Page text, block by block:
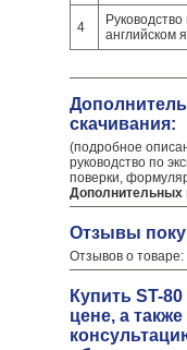
4
английском
скачивания:
(подробное
руководство по
поверки,
Дополнительных
Отзывы
Отзывов о товаре:
Купить ST-
цене, а